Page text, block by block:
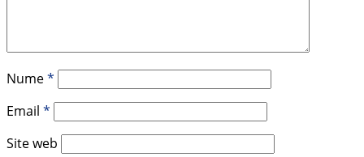
Nume*
Email *
Site web